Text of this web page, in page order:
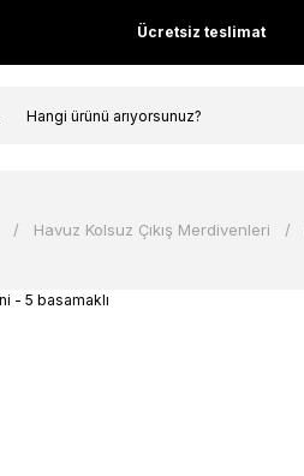
Ücretsiz teslimat
Havuz Kolsuz Çıkış Merdivenleri